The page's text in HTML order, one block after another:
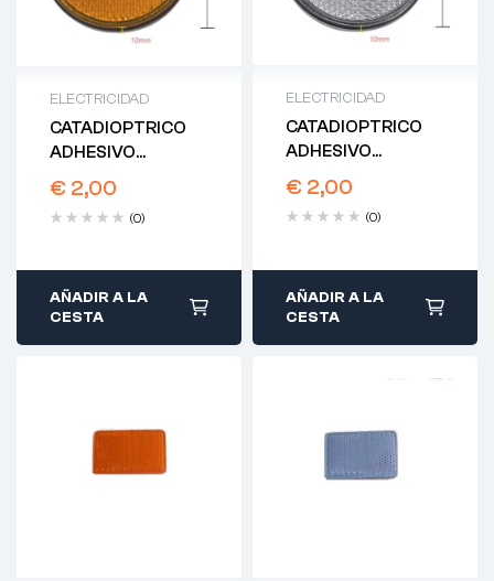
ELECTRICIDAD
CATADIOPTRICO
ADHESIVO
REDONDO AMBAR
60MM
€ 2,00
(0)
AÑADIR A LA
CESTA
ELECTRICIDAD
CATADIOPTRICO
ADHESIVO
REDONDO BLANCO
60MM
€ 2,00
(0)
AÑADIR A LA
CESTA